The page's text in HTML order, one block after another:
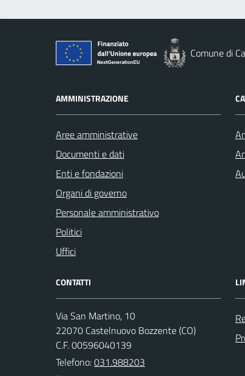
Comune di
AMMINISTRAZIONE
Aree amministrative
Documenti e dati
Enti e fondazioni
Organi di governo
Personale amministrativo
Politici
Uffici
CONTATTI
Via San Martino, 10
22070 Castelnuovo Bozzente (CO)
C.F. 00596040139
Telefono:031.988203